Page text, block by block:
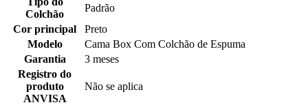
Colchão
Padrão
Cor principal
Preto
Modelo
Cama Box Com Colchão de Espuma
Garantia
3 meses
Registro do
produto
ANVISA
Não se aplica